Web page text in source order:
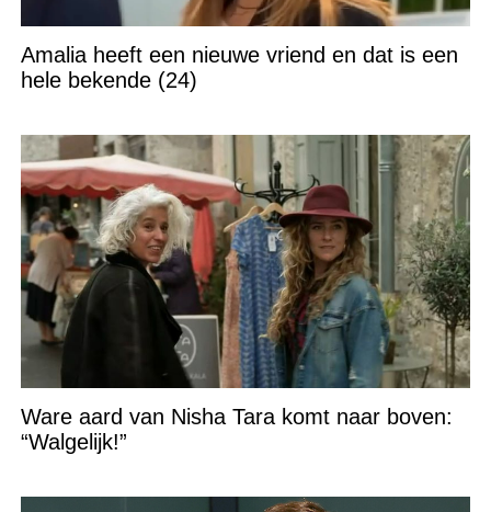
Amalia heeft een nieuwe vriend en dat is een
hele bekende (24)
Ware aard van Nisha Tara komt naar boven:
“Walgelijk!”